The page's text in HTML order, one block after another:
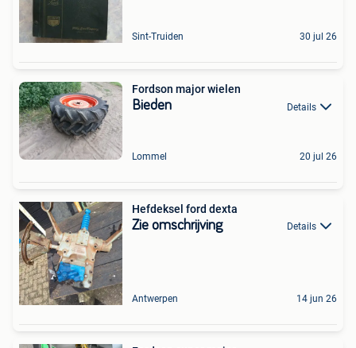
Sint-Truiden 30 jul 26
Fordson major wielen
Bieden Details
Lommel 20 jul 26
Hefdeksel ford dexta
Zie omschrijving Details
Antwerpen 14 jun 26